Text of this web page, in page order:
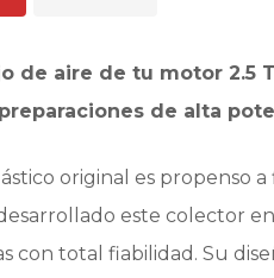
de aire de tu motor 2.5
de alta
original es propenso
este colector
con total fiabilidad. Su